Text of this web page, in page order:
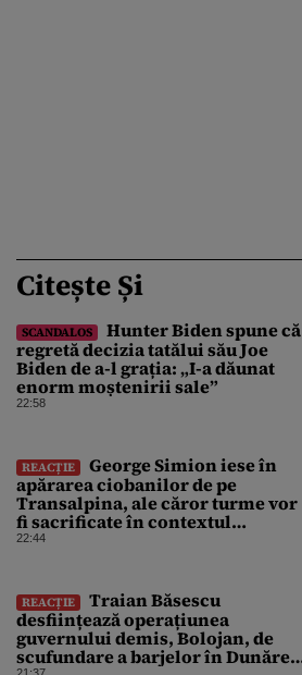
Citește Și
SCANDALOS
Hunter Biden spune că
regretă decizia tatălui său Joe
Biden de a-l grația: „I-a dăunat
enorm moștenirii sale”
22:58
REACȚIE
George Simion iese în
apărarea ciobanilor de pe
Transalpina, ale căror turme vor
fi sacrificate în contextul
focarului de variolă ovină
22:44
REACȚIE
Traian Băsescu
desființează operațiunea
guvernului demis, Bolojan, de
scufundare a barjelor în Dunăre: